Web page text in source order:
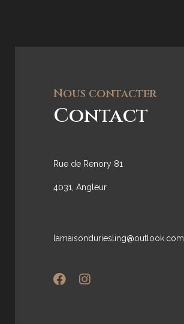
Nous contacter
Contact
Rue de Renory 81
4031, Angleur
lamaisonduriesling@outlook.com